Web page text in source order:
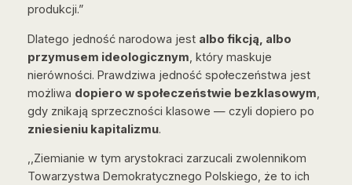
produkcji.”
Dlatego jedność narodowa jest albo fikcją, albo
przymusem ideologicznym, który maskuje
nierówności. Prawdziwa jedność społeczeństwa jest
możliwa dopiero w społeczeństwie bezklasowym,
gdy znikają sprzeczności klasowe — czyli dopiero po
zniesieniu kapitalizmu.
,,Ziemianie w tym arystokraci zarzucali zwolennikom
Towarzystwa Demokratycznego Polskiego, że to ich